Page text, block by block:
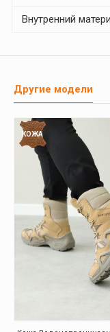
Внутренний
Другие модели
КОЖА